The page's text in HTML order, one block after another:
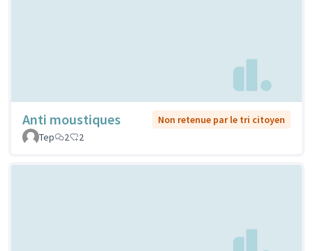
Anti moustiques
Non retenue par le tri citoyen
Tep
2 2